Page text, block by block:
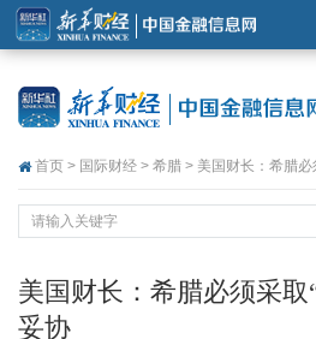
首页 > 国际财经 > 希腊 > 美国财长：希腊必
美国财长：希腊必须采取
妥协